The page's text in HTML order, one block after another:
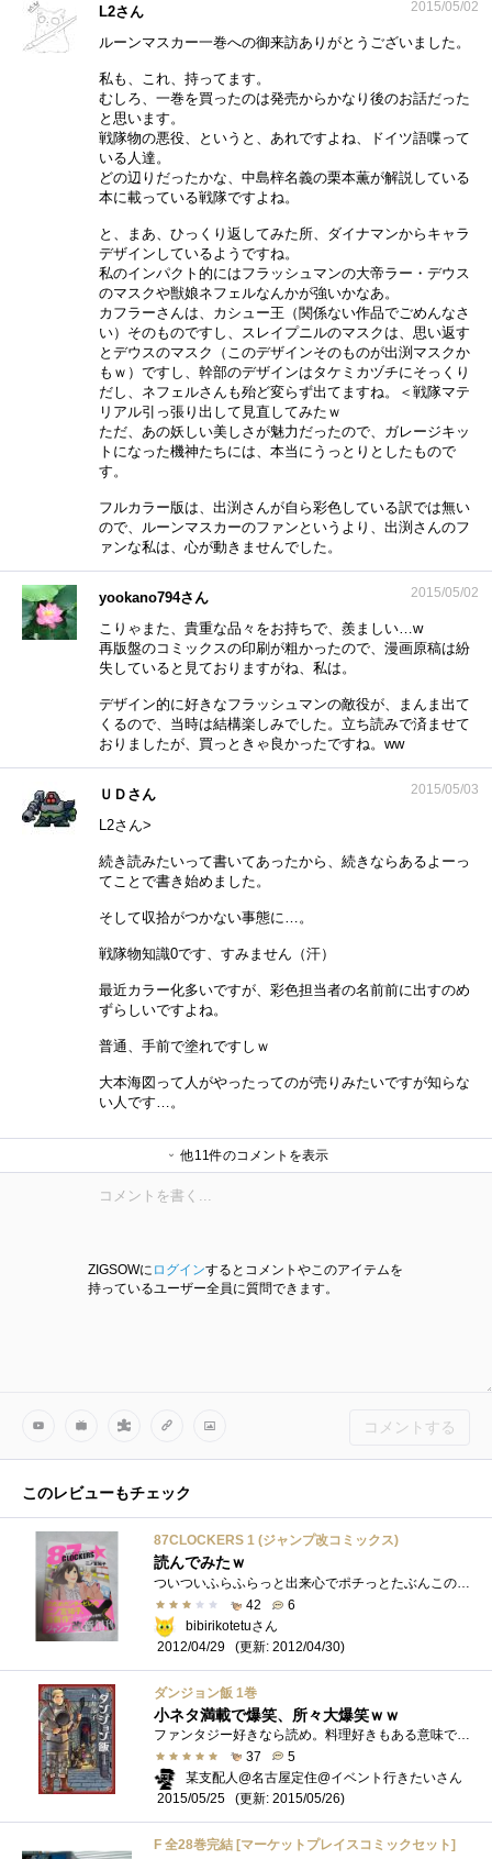
L2さん 2015/05/02
ルーンマスカー一巻への御来訪ありがとうございました。
私も、これ、持ってます。
むしろ、一巻を買ったのは発売からかなり後のお話だった
と思います。
戦隊物の悪役、というと、あれですよね、ドイツ語喋って
いる人達。
どの辺りだったかな、中島梓名義の栗本薫が解説している
本に載っている戦隊ですよね。
と、まあ、ひっくり返してみた所、ダイナマンからキャラ
デザインしているようですね。
私のインパクト的にはフラッシュマンの大帝ラー・デウス
のマスクや獣娘ネフェルなんかが強いかなあ。
カフラーさんは、カシュー王（関係ない作品でごめんなさ
い）そのものですし、スレイプニルのマスクは、思い返す
とデウスのマスク（このデザインそのものが出渕マスクか
もｗ）ですし、幹部のデザインはタケミカヅチにそっくり
だし、ネフェルさんも殆ど変らず出てますね。＜戦隊マテ
リアル引っ張り出して見直してみたｗ
ただ、あの妖しい美しさが魅力だったので、ガレージキッ
トになった機神たちには、本当にうっとりとしたもので
す。
フルカラー版は、出渕さんが自ら彩色している訳では無い
ので、ルーンマスカーのファンというより、出渕さんのフ
ァンな私は、心が動きませんでした。
yookano794さん 2015/05/02
こりゃまた、貴重な品々をお持ちで、羨ましい…w
再版盤のコミックスの印刷が粗かったので、漫画原稿は紛
失していると見ておりますがね、私は。
デザイン的に好きなフラッシュマンの敵役が、まんま出て
くるので、当時は結構楽しみでした。立ち読みで済ませて
おりましたが、買っときゃ良かったですね。ww
ＵＤさん 2015/05/03
L2さん>
続き読みたいって書いてあったから、続きならあるよーっ
てことで書き始めました。
そして収拾がつかない事態に…。
戦隊物知識0です、すみません（汗）
最近カラー化多いですが、彩色担当者の名前前に出すのめ
ずらしいですよね。
普通、手前で塗れですしｗ
大本海図って人がやったってのが売りみたいですが知らな
い人です…。
宝希／無空★／むあき☆なお／みさ
宝希／無空★／むあき☆なお／みさ
宝希／無空★／むあき☆なお／みさ
他11件のコメントを表示
ZIGSOWに ログインするとコメントやこのアイテムを
持っているユーザー全員に質問できます。
コメントする
このレビューもチェック
87CLOCKERS 1 (ジャンプ改コミックス)
読んでみたｗ
ついついふらふらっと出来心でポチっとたぶんこの猫好きなミケさんのモデルがダックさんなんだろうなぁと。それだけの理由ですw実家を出てか�...
42
6
bibirikotetuさん
2012/04/29
(更新: 2012/04/30)
ダンジョン飯 1巻
小ネタ満載で爆笑、所々大爆笑ｗｗ
ファンタジー好きなら読め。料理好きもある意味で読んどけ。両方好きなら、買え！ ってなる作品です。 2刊以降が出るのが楽しみな本です。
37
5
某支配人@名古屋定住@イベント行きたいさん
2015/05/25
(更新: 2015/05/26)
F 全28巻完結 [マーケットプレイスコミックセット]